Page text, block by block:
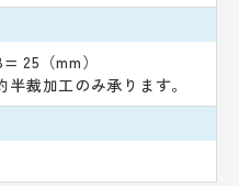
25（mm）
裁加工のみ承ります。